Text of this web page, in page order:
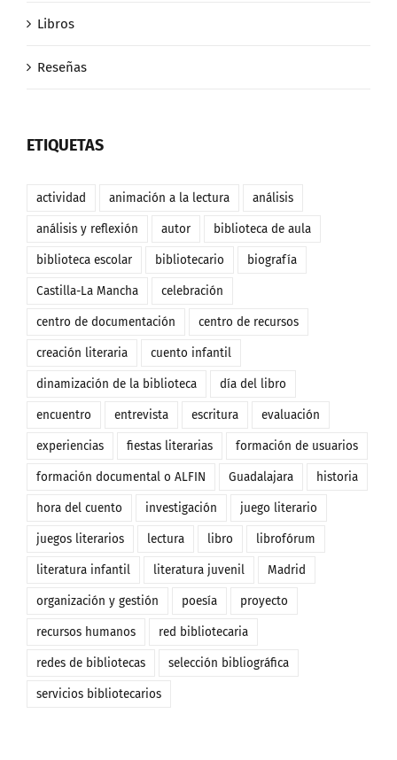
Libros
Reseñas
ETIQUETAS
actividad animación a la lectura análisis
análisis y reflexión autor biblioteca de aula
biblioteca escolar bibliotecario biografía
Castilla-La Mancha celebración
centro de documentación centro de recursos
creación literaria cuento infantil
dinamización de la biblioteca día del libro
encuentro entrevista escritura evaluación
experiencias fiestas literarias formación de usuarios
formación documental o ALFIN Guadalajara historia
hora del cuento investigación juego literario
juegos literarios lectura libro librofórum
literatura infantil literatura juvenil Madrid
organización y gestión poesía proyecto
recursos humanos red bibliotecaria
redes de bibliotecas selección bibliográfica
servicios bibliotecarios